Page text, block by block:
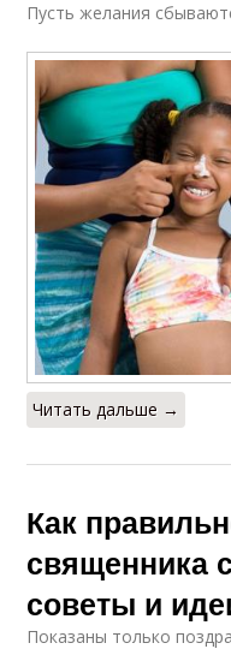
Пусть желания
Читать дальше →
Как
священника
советы и
Показаны только